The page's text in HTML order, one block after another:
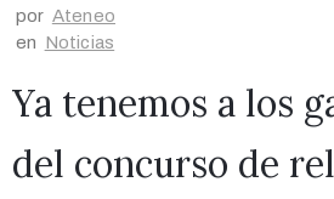
por Ateneo
en Noticias
Ya tenemos a los
del concurso de